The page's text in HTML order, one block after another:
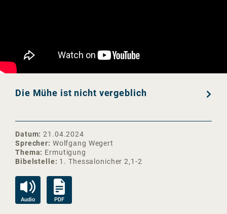
Die Mühe ist nicht vergeblich
Datum 21.04.2024
Sprecher
Wolfgang Wegert
Thema
Ermutigung
Bibelstelle
1. Thessalonicher 2,1-2
Audio PDF